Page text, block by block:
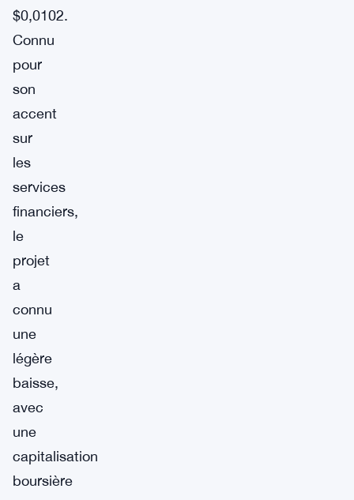
$0,0102.
Connu
pour
son
accent
sur
les
services
financiers,
le
projet
a
connu
une
légère
baisse,
avec
une
capitalisation
boursière